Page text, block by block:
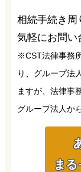
相続手続き周
気軽にお問い
※CST法律事務
り、グループ法
ますが、法律事
グループ法人か
ま